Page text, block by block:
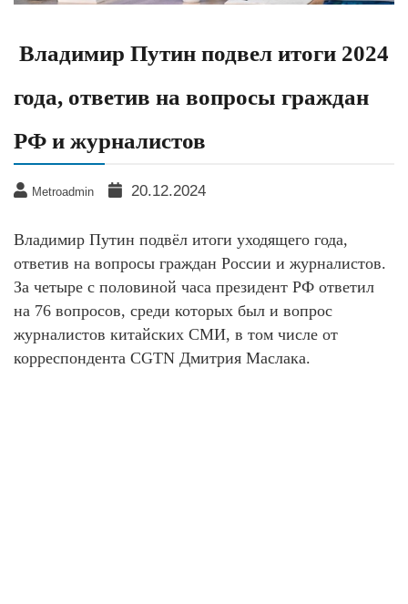
Владимир Путин подвел итоги 2024
года, ответив на вопросы граждан
РФ и журналистов
Metroadmin 20.12.2024
Владимир Путин подвёл итоги уходящего года,
ответив на вопросы граждан России и журналистов.
За четыре с половиной часа президент РФ ответил
на 76 вопросов, среди которых был и вопрос
журналистов китайских СМИ, в том числе от
корреспондента CGTN Дмитрия Маслака.